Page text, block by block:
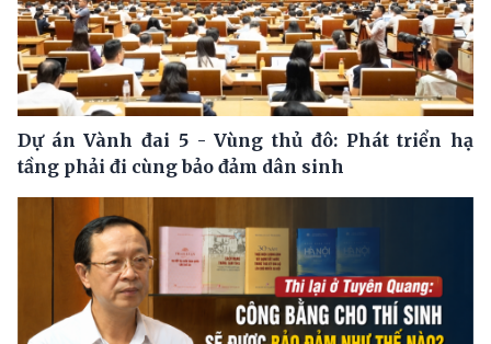
Dự án Vành đai 5 - Vùng thủ đô: Phát triển hạ
tầng phải đi cùng bảo đảm dân sinh